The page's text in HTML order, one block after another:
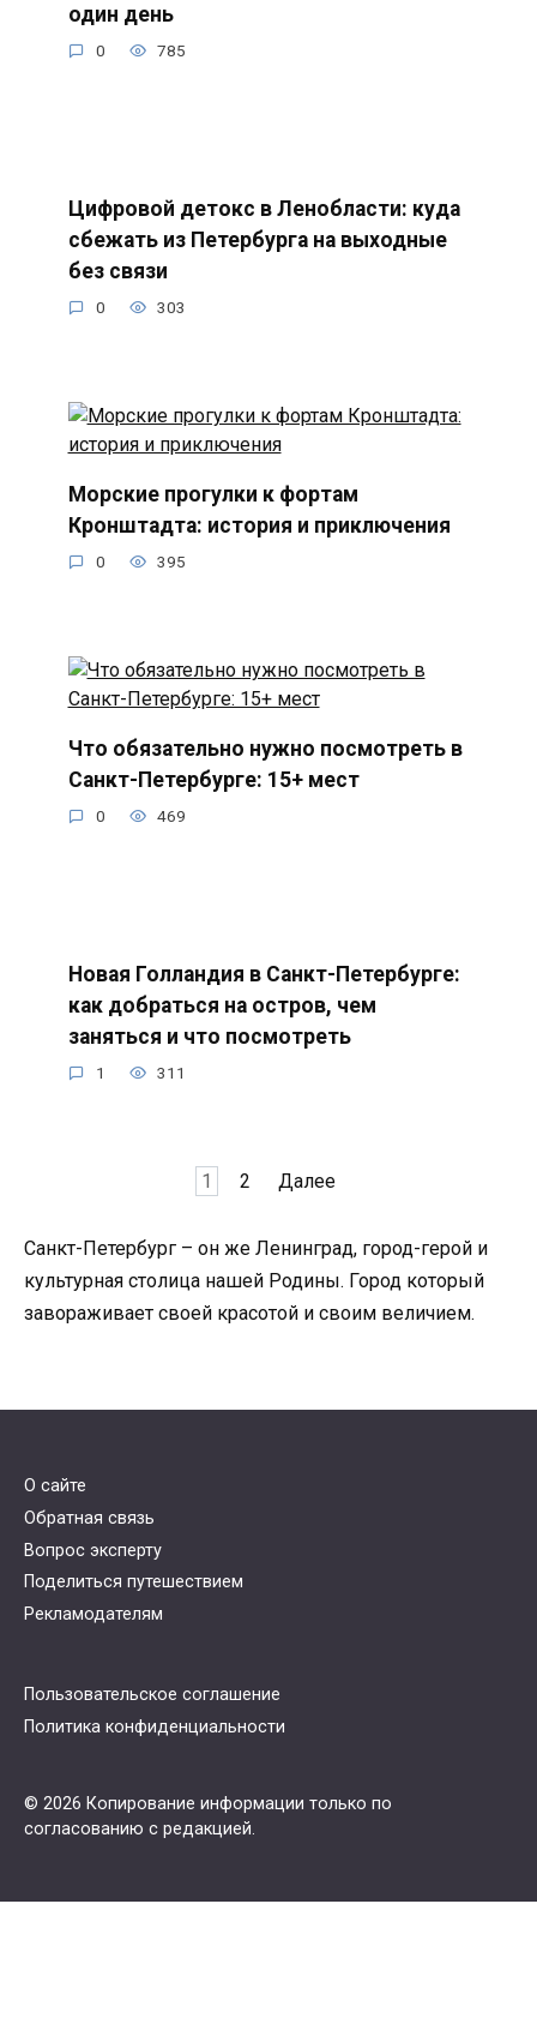
один день
0 785
Цифровой детокс в Ленобласти: куда
сбежать из Петербурга на выходные
без связи
0 303
Морские прогулки к фортам
Кронштадта: история и приключения
0 395
Что обязательно нужно посмотреть в
Санкт-Петербурге: 15+ мест
0 469
Новая Голландия в Санкт-Петербурге:
как добраться на остров, чем
заняться и что посмотреть
1 311
1 2 Далее
Санкт-Петербург – он же Ленинград, город-герой и
культурная столица нашей Родины. Город который
завораживает своей красотой и своим величием.
О сайте
Обратная связь
Вопрос эксперту
Поделиться путешествием
Рекламодателям
Пользовательское соглашение
Политика конфиденциальности
© 2026 Копирование информации только по
согласованию с редакцией.